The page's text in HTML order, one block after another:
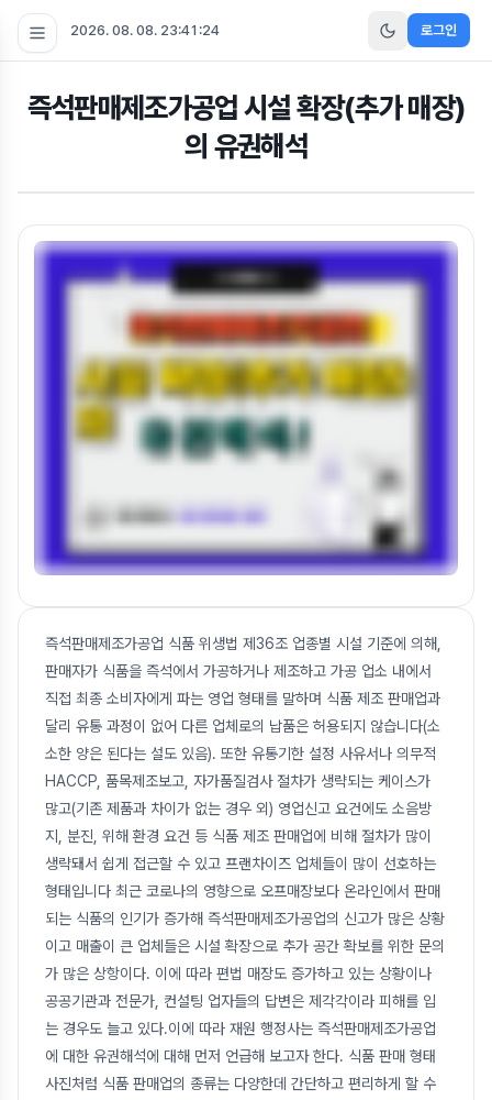
2026. 08. 08. 23:41:24 로그인
즉석판매제조가공업 시설 확장(추가 매장)
의 유권해석
즉석판매제조가공업 식품 위생법 제36조 업종별 시설 기준에 의해,
판매자가 식품을 즉석에서 가공하거나 제조하고 가공 업소 내에서
직접 최종 소비자에게 파는 영업 형태를 말하며 식품 제조 판매업과
달리 유통 과정이 없어 다른 업체로의 납품은 허용되지 않습니다(소
소한 양은 된다는 설도 있음). 또한 유통기한 설정 사유서나 의무적
HACCP, 품목제조보고, 자가품질검사 절차가 생략되는 케이스가
많고(기존 제품과 차이가 없는 경우 외) 영업신고 요건에도 소음방
지, 분진, 위해 환경 요건 등 식품 제조 판매업에 비해 절차가 많이
생략돼서 쉽게 접근할 수 있고 프랜차이즈 업체들이 많이 선호하는
형태입니다 최근 코로나의 영향으로 오프매장보다 온라인에서 판매
되는 식품의 인기가 증가해 즉석판매제조가공업의 신고가 많은 상황
이고 매출이 큰 업체들은 시설 확장으로 추가 공간 확보를 위한 문의
가 많은 상항이다. 이에 따라 편법 매장도 증가하고 있는 상황이나
공공기관과 전문가, 컨설팅 업자들의 답변은 제각각이라 피해를 입
는 경우도 늘고 있다.이에 따라 재원 행정사는 즉석판매제조가공업
에 대한 유권해석에 대해 먼저 언급해 보고자 한다. 식품 판매 형태
사진처럼 식품 판매업의 종류는 다양한데 간단하고 편리하게 할 수